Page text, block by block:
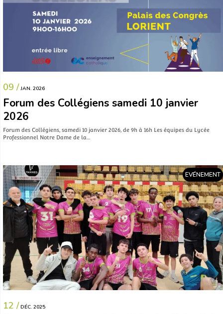
09 / JAN. 2026
Forum des Collégiens samedi 10 janvier
2026
Forum des Collégiens, samedi 10 janvier 2026, de 9h à 16h Les équipes du Lycée
Professionnel Notre Dame de la…
EVÉNEMENT
12 / DÉC. 2025